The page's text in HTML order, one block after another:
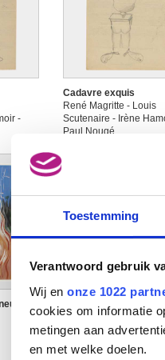
Toestemming
Verantwoord gebruik
Wij en onze 1022
cookies om informatie
metingen aan
en met welke doelen.
-
Cadavre exquis
René Magritte - Louis
Scutenaire - Irène
Paul Nougé
De dievegge
René Magritte